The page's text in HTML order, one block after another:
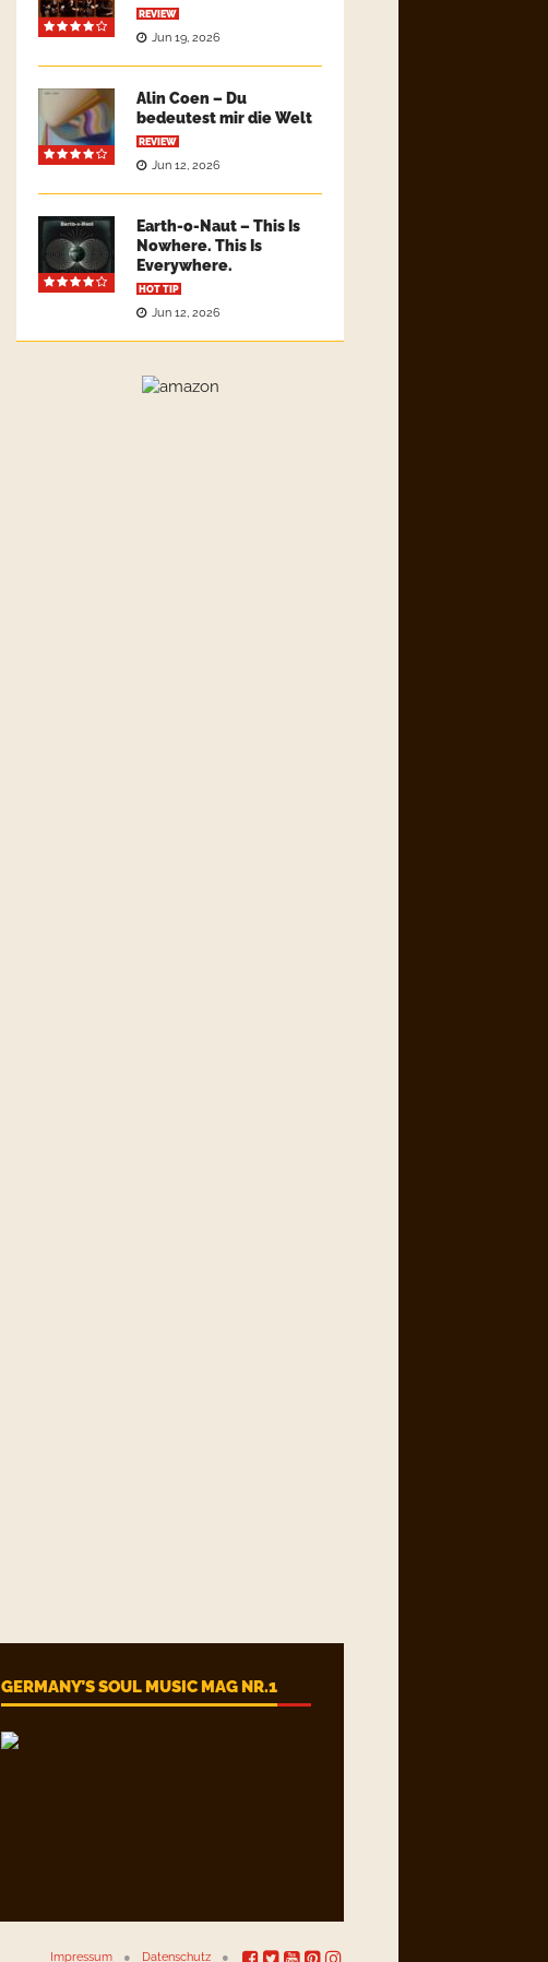
REVIEW
Jun 19, 2026
Alin Coen – Du
bedeutest mir die Welt
REVIEW
Jun 12, 2026
Earth-o-Naut – This Is
Nowhere. This Is
Everywhere.
HOT TIP
Jun 12, 2026
GERMANY’S SOUL MUSIC MAG NR.1
Impressum Datenschutz